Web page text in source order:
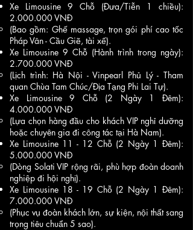
Xe Limousine 9 Chỗ (Đưa/Tiễn 1 chiều):
2.000.000 VNĐ
(Bao gồm: Ghế massage, trọn gói phí cao tốc
Pháp Vân - Cầu Giẽ, tài xế).
Xe Limousine 9 Chỗ (Hành trình trong ngày):
2.700.000 VNĐ
(Lịch trình: Hà Nội - Vinpearl Phủ Lý - Tham
quan Chùa Tam Chúc/Địa Tạng Phi Lai Tự).
Xe Limousine 9 Chỗ (2 Ngày 1 Đêm):
4.000.000 VNĐ
(Lựa chọn hàng đầu cho khách VIP nghỉ dưỡng
hoặc chuyên gia đi công tác tại Hà Nam).
Xe Limousine 11 - 12 Chỗ (2 Ngày 1 Đêm):
5.000.000 VNĐ
(Dòng Solati VIP rộng rãi, phù hợp đoàn doanh
nghiệp đi hội nghị).
Xe Limousine 18 - 19 Chỗ (2 Ngày 1 Đêm):
7.000.000 VNĐ
(Phục vụ đoàn khách lớn, sự kiện, nội thất sang
trọng tiêu chuẩn 5 sao).